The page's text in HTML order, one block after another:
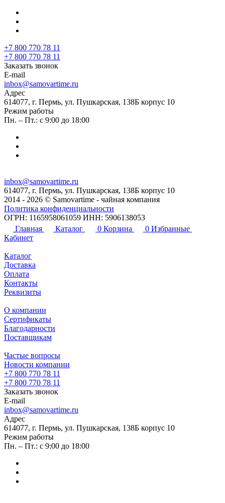
+7 800 770 78 11
+7 800 770 78 11
Заказать звонок
E-mail
inbox@samovartime.ru
Адрес
614077, г. Пермь, ул. Пушкарская, 138Б корпус 10
Режим работы
Пн. – Пт.: с 9:00 до 18:00
inbox@samovartime.ru
614077, г. Пермь, ул. Пушкарская, 138Б корпус 10
2014 - 2026 © Samovartime - чайная компания
Политика конфиденциальности
ОГРН: 1165958061059 ИНН: 5906138053
Главная
Каталог 0 Корзина 0 Избранные
Кабинет
Каталог
Доставка
Оплата
Контакты
Реквизиты
О компании
Сертификаты
Благодарности
Поставщикам
Частые вопросы
Новости компании
+7 800 770 78 11
+7 800 770 78 11
Заказать звонок
E-mail
inbox@samovartime.ru
Адрес
614077, г. Пермь, ул. Пушкарская, 138Б корпус 10
Режим работы
Пн. – Пт.: с 9:00 до 18:00